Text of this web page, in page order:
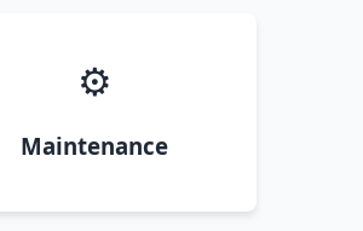
⚙️
Maintenance